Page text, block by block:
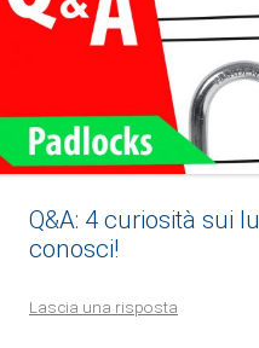
Q&A: 4 curiosità sui
conosci!
Lascia una risposta